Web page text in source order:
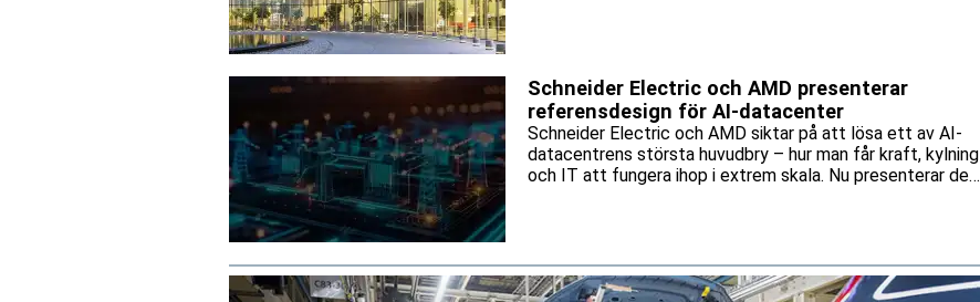
Schneider Electric och AMD presenterar
referensdesign för AI-datacenter
Schneider Electric och AMD siktar på att lösa ett av AI-
datacentrens största huvudbry – hur man får kraft, kylning
och IT att fungera ihop i extrem skala. Nu presenterar de